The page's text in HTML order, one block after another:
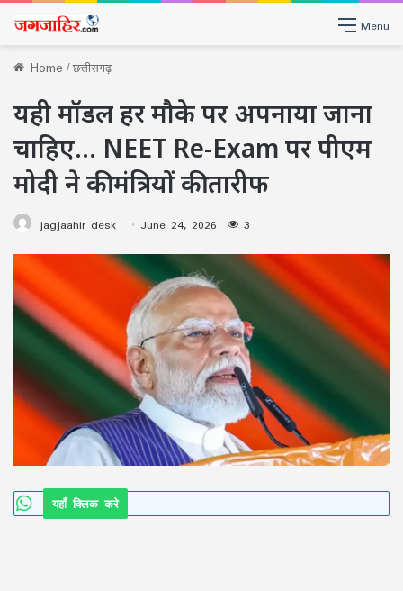
Menu
Home/छत्तीसगढ़
यही मॉडल हर मौके पर अपनाया जाना
चाहिए… NEET Re-Exam पर पीएम
मोदी ने की मंत्रियों की तारीफ
jagjaahir desk June 24, 2026 3
यहाँ क्लिक करे